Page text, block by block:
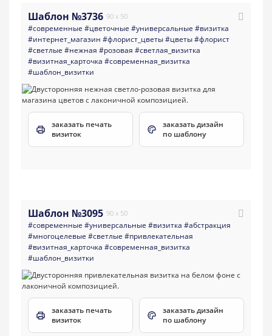
Шаблон №3736 90 x 50
#современные #цветочные #универсальные #визитка
#интернет_магазин #флорист_цветы#цветы#флорист
#светлые #нежная #розовая #светлая_визитка
#визитная_карточка #современная_визитка
#шаблон_визитки
заказать печать
визиток
заказать дизайн
по шаблону
Шаблон №3095 90 x 50
#современные #универсальные #визитка #абстракция
#многоцелевые #светлые #привлекательная
#визитная_карточка #современная_визитка
#шаблон_визитки
заказать печать
визиток
заказать дизайн
по шаблону